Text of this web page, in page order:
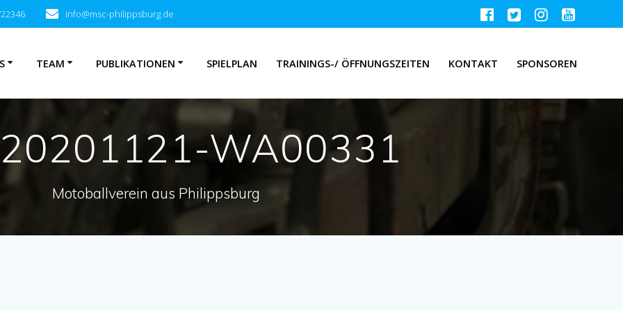
info@msc-philippsburg.de
TEAM PUBLIKATIONEN SPIELPLAN TRAININGS-/ ÖFFNUNGSZEITEN KONTAKT SPONSOREN
WA00331
Motoballverein aus Philippsburg